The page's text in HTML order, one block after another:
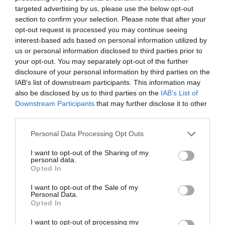
targeted advertising by us, please use the below opt-out
section to confirm your selection. Please note that after your
opt-out request is processed you may continue seeing
interest-based ads based on personal information utilized by
us or personal information disclosed to third parties prior to
your opt-out. You may separately opt-out of the further
disclosure of your personal information by third parties on the
IAB’s list of downstream participants. This information may
also be disclosed by us to third parties on the IAB’s List of
Downstream Participants that may further disclose it to other
Please note that this website/app uses one or more Google
not limited to your visit or usage behaviour. You may click to
grant or deny consent to Google and its third-party tags to
use your data for below specified purposes in below Google
consent section.
Personal Data Processing Opt Outs
I want to opt-out of the Sharing of my
personal data.
Opted In
I want to opt-out of the Sale of my
Personal Data.
Opted In
I want to opt-out of processing my
inspirációk forrása ma is élő hagyomány a
magyarországi művészeti közegben.
Az utazó tárlat többek között Barcelona, Basel,
Budapest, New York és Róma után érkezett ezúttal
Delhibe. A Liszt Intézet – Magyar Kulturális Központ
Delhi és az EDGE Communications művészeti
ügynökség szervezésében, az Art Market Budapest
közreműködésével kifejezetten az India Art Fair-re
szerint még az idei évben India és Délkelet-Ázsia
legnagyobb fotóművészeti központja, a gurugrami
Museo Camera látja majd vendégül.